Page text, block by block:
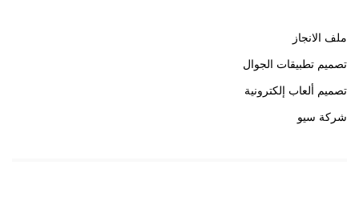
ملف الانجاز
تصميم تطبيقات الجوال
تصميم ألعاب إلكترونية
شركة سيو